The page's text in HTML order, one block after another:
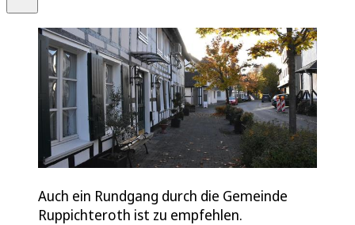
Auch ein Rundgang durch die Gemeinde
Ruppichteroth ist zu empfehlen.